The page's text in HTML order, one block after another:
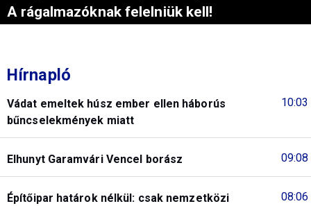
A rágalmazóknak felelniük kell!
Hírnapló
10:03
Vádat emeltek húsz ember ellen háborús
bűncselekmények miatt
09:08
Elhunyt Garamvári Vencel borász
08:06
Építőipar határok nélkül: csak nemzetközi